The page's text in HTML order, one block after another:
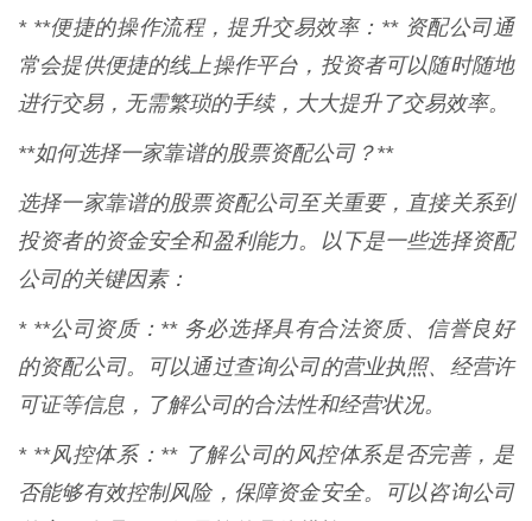
* **便捷的操作流程，提升交易效率：** 资配公司通
常会提供便捷的线上操作平台，投资者可以随时随地
进行交易，无需繁琐的手续，大大提升了交易效率。
**如何选择一家靠谱的股票资配公司？**
选择一家靠谱的股票资配公司至关重要，直接关系到
投资者的资金安全和盈利能力。以下是一些选择资配
公司的关键因素：
* **公司资质：** 务必选择具有合法资质、信誉良好
的资配公司。可以通过查询公司的营业执照、经营许
可证等信息，了解公司的合法性和经营状况。
* **风控体系：** 了解公司的风控体系是否完善，是
否能够有效控制风险，保障资金安全。可以咨询公司